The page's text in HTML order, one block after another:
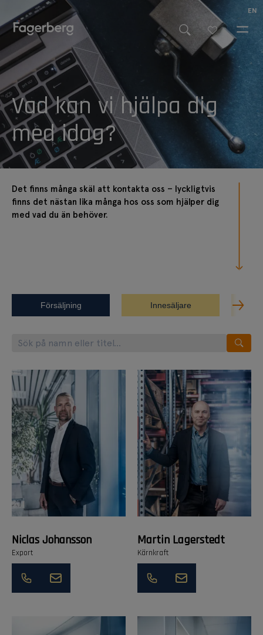
EN
Vad kan vi hjälpa dig
med idag?
Det finns många skäl att kontakta oss – lyckligtvis
finns det nästan lika många hos oss som hjälper dig
med vad du än behöver.
Försäljning Innesäljare
Niclas Johansson
Export
Martin Lagerstedt
Kärnkraft